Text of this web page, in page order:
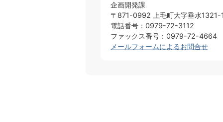
企画開発課
〒871-0992 上毛町大字垂水1321-
電話番号：0979-72-3112
ファックス番号：0979-72-4664
メールフォームによるお問合せ